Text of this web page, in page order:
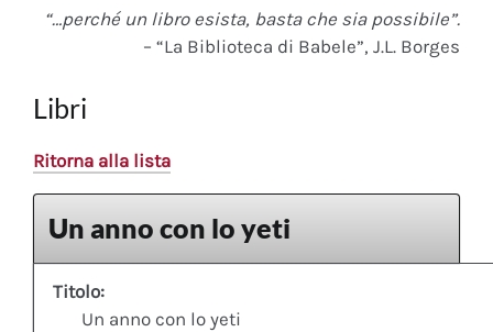
“…perché un libro esista, basta che sia possibile”.
– “La Biblioteca di Babele”, J.L. Borges
Libri
Ritorna alla lista
Un anno con lo yeti
Titolo:
Un anno con lo yeti